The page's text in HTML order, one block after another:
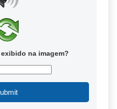
na imagem?